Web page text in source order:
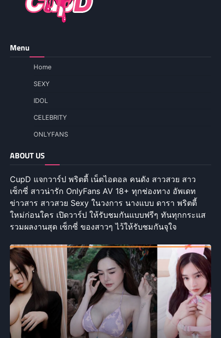
Menu
Home
SEXY
IDOL
CELEBRITY
ONLYFANS
ABOUT US
CupD แจกวาร์ป พริตตี้ เน็ตไอดอล คนดัง สาวสวย สาว
เซ็กซี่ สาวน่ารัก OnlyFans AV 18+ ทุกช่องทาง อัพเดท
ข่าวสาร สาวสวย Sexy ในวงการ นางแบบ ดารา พริตตี้
ใหม่ก่อนใคร เปิดวาร์ป ให้รับชมกันแบบฟรีๆ ทันทุกกระแส
รวมผลงานสุด เซ็กซี่ ของสาวๆ ไว้ให้รับชมกันจุใจ